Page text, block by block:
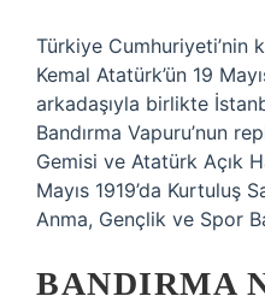
Türkiye Cumhuriyeti’nin
Kemal Atatürk’ün 19
arkadaşıyla birlikte
Bandırma Vapuru’nun
Gemisi ve Atatürk Açık
Mayıs 1919’da Kurtuluş
Anma, Gençlik ve Spor
BANDIRMA